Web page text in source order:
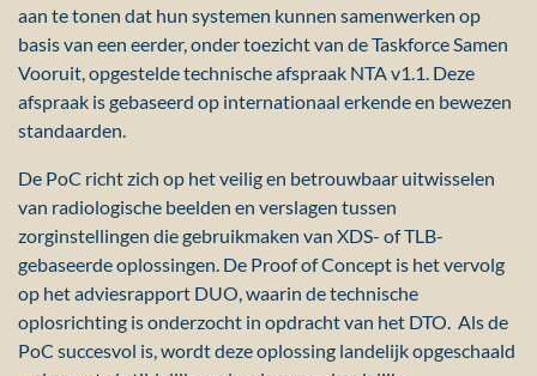
aan te tonen dat hun systemen kunnen samenwerken op
basis van een eerder, onder toezicht van de Taskforce Samen
Vooruit, opgestelde technische afspraak NTA v1.1. Deze
afspraak is gebaseerd op internationaal erkende en bewezen
standaarden.
De PoC richt zich op het veilig en betrouwbaar uitwisselen
van radiologische beelden en verslagen tussen
zorginstellingen die gebruikmaken van XDS- of TLB-
gebaseerde oplossingen. De Proof of Concept is het vervolg
op het adviesrapport DUO, waarin de technische
oplosrichting is onderzocht in opdracht van het DTO. Als de
PoC succesvol is, wordt deze oplossing landelijk opgeschaald